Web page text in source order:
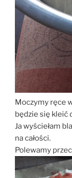
Moczymy ręce
będzie się kleić
Ja wyściełam
na całości.
Polewamy